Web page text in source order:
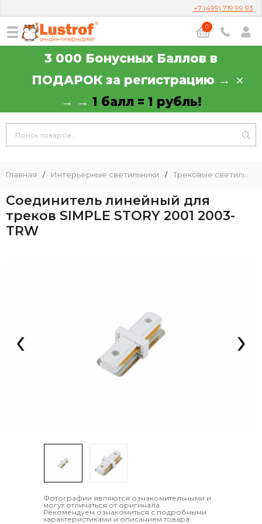
+7 (499) 719 99 93
0
3 000 Бонусных Баллов в
ПОДАРОК за регистрацию →
→ → 1 балл = 1 рубль!
Главная / Интерьерные светильники / Трековые
Соединитель линейный для
треков SIMPLE STORY 2001 2003-
TRW
‹ ›
Фотографии являются ознакомительными и
могут отличаться от оригинала.
Рекомендуем ознакомиться с подробными
характеристиками и описанием товара.